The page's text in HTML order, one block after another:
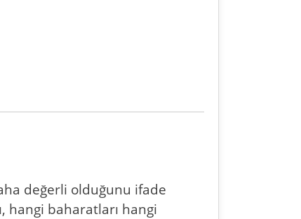
değerli olduğunu ifade
hangi baharatları hangi